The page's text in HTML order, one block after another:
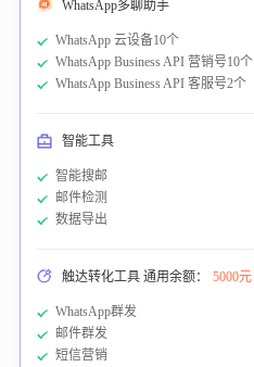
WhatsApp多聊助手
WhatsApp 云设备10个
WhatsApp Business API 营销号10个
WhatsApp Business API 客服号2个
智能工具
智能搜邮
邮件检测
数据导出
触达转化工具 通用余额： 5000元
WhatsApp群发
邮件群发
短信营销